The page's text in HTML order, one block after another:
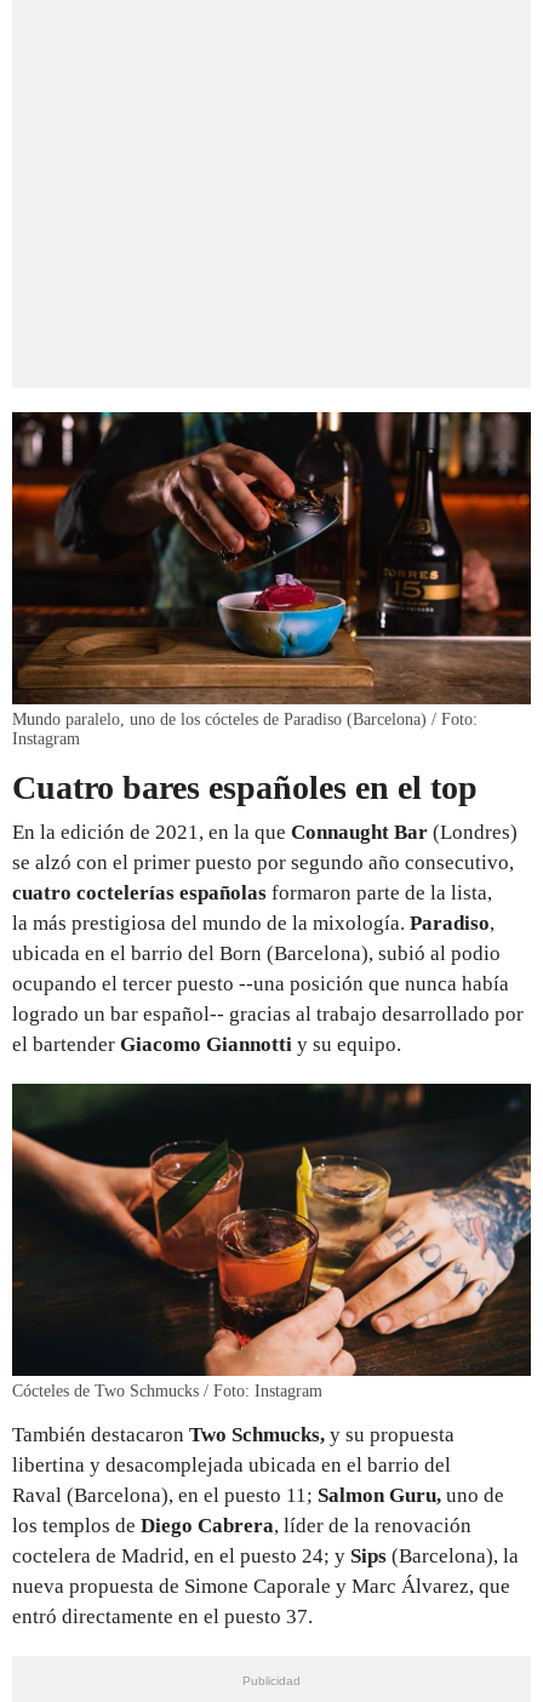
Mundo paralelo, uno de los cócteles de Paradiso (Barcelona) / Foto:
Instagram
Cuatro bares españoles en el top
En la edición de 2021, en la que Connaught Bar (Londres)
se alzó con el primer puesto por segundo año consecutivo,
cuatro coctelerías españolas formaron parte de la lista,
la más prestigiosa del mundo de la mixología. Paradiso,
ubicada en el barrio del Born (Barcelona), subió al podio
ocupando el tercer puesto --una posición que nunca había
logrado un bar español-- gracias al trabajo desarrollado por
el bartender Giacomo Giannotti y su equipo.
Cócteles de Two Schmucks / Foto: Instagram
También destacaron Two Schmucks, y su propuesta
libertina y desacomplejada ubicada en el barrio del
Raval (Barcelona), en el puesto 11; Salmon Guru, uno de
los templos de Diego Cabrera, líder de la renovación
coctelera de Madrid, en el puesto 24; y Sips (Barcelona), la
nueva propuesta de Simone Caporale y Marc Álvarez, que
entró directamente en el puesto 37.